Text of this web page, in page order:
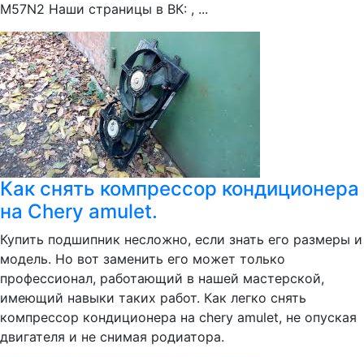
M57N2 Наши страницы в ВК: , ...
Как снять компрессор кондиционера
на Chery amulet.
Купить подшипник несложно, если знать его размеры и
модель. Но вот заменить его может только
профессионал, работающий в нашей мастерской,
имеющий навыки таких работ. Как легко снять
компрессор кондиционера на chery amulet, не опуская
двигателя и не снимая родиатора.